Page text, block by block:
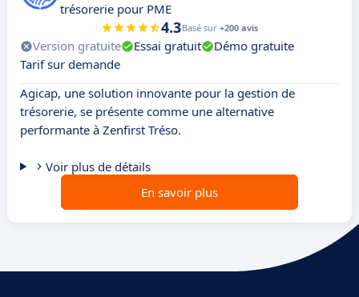
trésorerie pour PME
4.3Basé sur +200 avis
Version gratuite Essai gratuit
Démo gratuite
Tarif sur demande
Agicap, une solution innovante pour la gestion de
trésorerie, se présente comme une alternative
performante à Zenfirst Tréso.
Voir plus de détails
En savoir plus